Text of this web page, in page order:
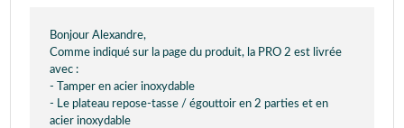
Bonjour Alexandre,
Comme indiqué sur la page du produit, la PRO 2 est livrée
avec :
- Tamper en acier inoxydable
- Le plateau repose-tasse / égouttoir en 2 parties et en
acier inoxydable